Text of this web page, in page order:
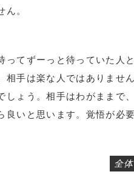
ん。
ってずーっと待っていた人
相手は楽な人ではありませ
しょう。相手はわがままで
良いと思います。覚悟が必
全